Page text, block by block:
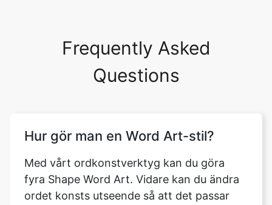
Frequently Asked
Questions
Hur gör man en Word Art-stil?
Med vårt ordkonstverktyg kan du göra
fyra Shape Word Art. Vidare kan du ändra
ordet konsts utseende så att det passar